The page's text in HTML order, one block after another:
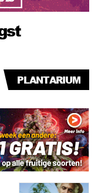
PLANTARIUM